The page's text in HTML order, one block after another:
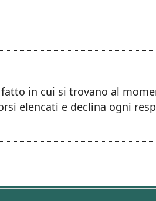
in cui si trovano al
elencati e declina ogni